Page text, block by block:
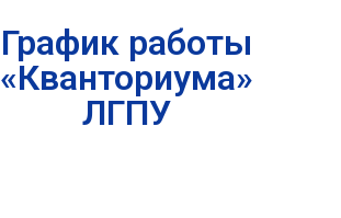
График работы
«Кванториума»
ЛГПУ